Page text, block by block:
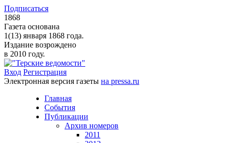
Подписаться
1868
Газета основана
1(13) января 1868 года.
Издание возрождено
в 2010 году.
Вход Регистрация
Электронная версия газеты на pressa.ru
Главная
События
Публикации
Архив номеров
2011